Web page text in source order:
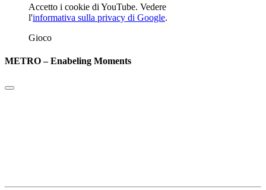
Accetto i cookie di YouTube. Vedere
l'informativa sulla privacy di Google.
Gioco
METRO – Enabeling Moments